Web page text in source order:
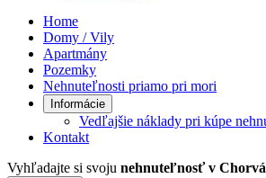
Home
Domy / Vily
Apartmány
Pozemky
Nehnuteľnosti priamo pri mori
Informácie
Vedľajšie náklady pri kúpe
Kontakt
Vyhľadajte si svoju nehnuteľnosť v